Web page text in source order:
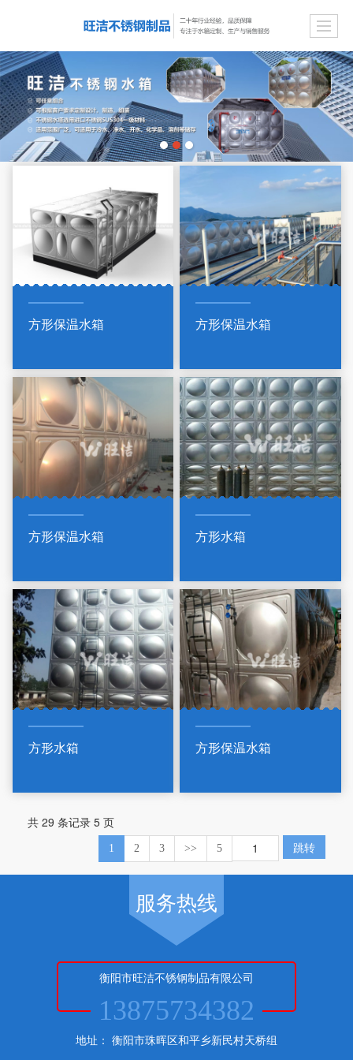
方形保温水箱 方形保温水箱
方形保温水箱 方形水箱
方形水箱 方形保温水箱
共 29 条记录 5 页
1 2 3 >> 5 跳转
服务热线
衡阳市旺洁不锈钢制品有限公司
13875734382
地址： 衡阳市珠晖区和平乡新民村天桥组